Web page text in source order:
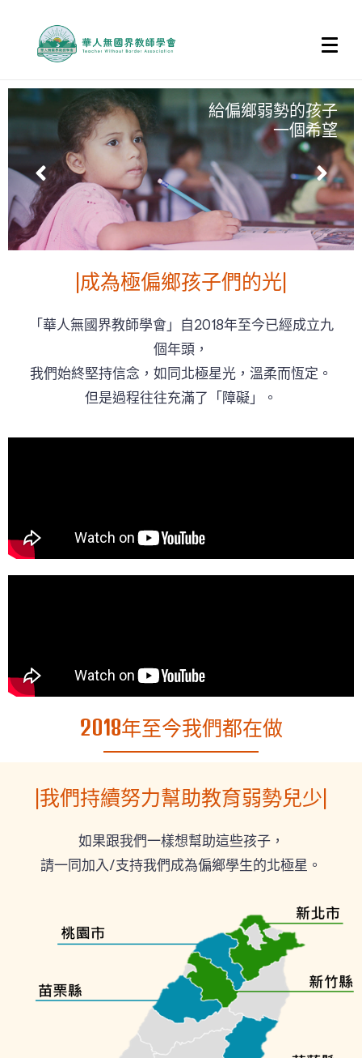
給偏鄉弱勢的孩子
一個希望
|成為極偏鄉孩子們的光|
「華人無國界教師學會」自2018年至今已經成立九
個年頭，
我們始終堅持信念，如同北極星光，溫柔而恆定。
但是過程往往充滿了「障礙」。
2018年至今我們都在做
|我們持續努力幫助教育弱勢兒少|
如果跟我們一樣想幫助這些孩子，
請一同加入/支持我們成為偏鄉學生的北極星。